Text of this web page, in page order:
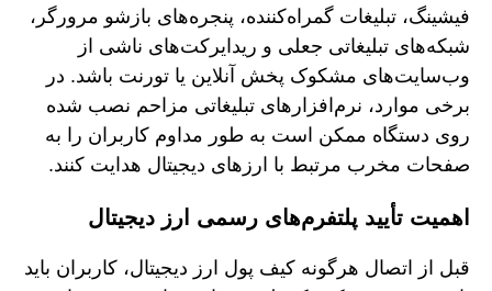
فیشینگ، تبلیغات گمراه‌کننده، پنجره‌های بازشو مرورگر،
شبکه‌های تبلیغاتی جعلی و ریدایرکت‌های ناشی از
وب‌سایت‌های مشکوک پخش آنلاین یا تورنت باشد. در
برخی موارد، نرم‌افزارهای تبلیغاتی مزاحم نصب شده
روی دستگاه ممکن است به طور مداوم کاربران را به
صفحات مخرب مرتبط با ارزهای دیجیتال هدایت کنند.
اهمیت تأیید پلتفرم‌های رسمی ارز دیجیتال
قبل از اتصال هرگونه کیف پول ارز دیجیتال، کاربران باید